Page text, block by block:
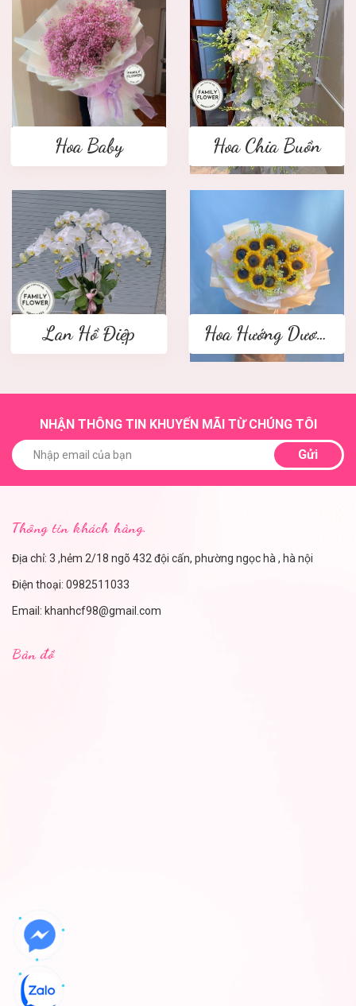
Hoa Baby Hoa Chia Buồn
Lan Hồ Điệp Hoa Hướng Dương
NHẬN THÔNG TIN KHUYẾN MÃI TỪ CHÚNG TÔI
Gửi
Thông tin khách hàng.
Địa chỉ: 3 ,hẻm 2/18 ngõ 432 đội cấn, phường ngọc hà , hà nội
Điện thoại: 0982511033
Email: khanhcf98@gmail.com
Bản đồ